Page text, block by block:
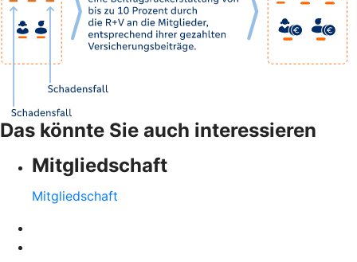
Das könnte Sie auch interessieren
Mitgliedschaft
Mitgliedschaft